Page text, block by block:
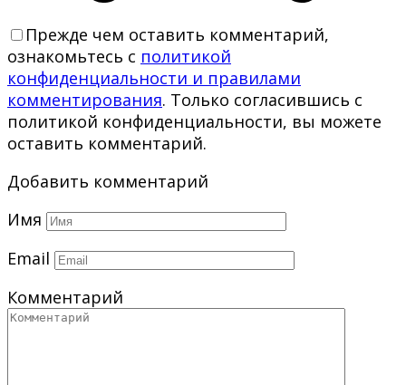
Прежде чем оставить комментарий,
ознакомьтесь с политикой
конфиденциальности и правилами
комментирования. Только согласившись с
политикой конфиденциальности, вы можете
оставить комментарий.
Добавить комментарий
Имя
Email
Комментарий